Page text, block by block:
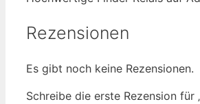
Rezensionen
Es gibt noch keine Rezensionen.
Schreibe die erste Rezension für